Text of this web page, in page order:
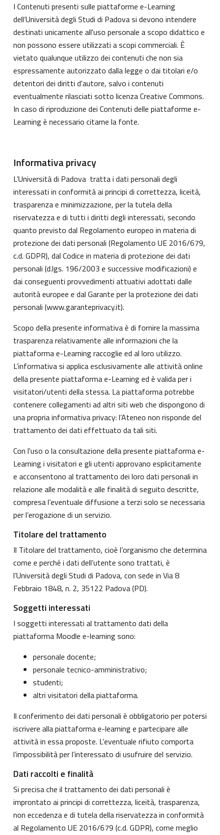
I Contenuti presenti sulle piattaforme e-Learning
dell’Università degli Studi di Padova si devono intendere
destinati unicamente all'uso personale a scopo didattico e
non possono essere utilizzati a scopi commerciali. È
vietato qualunque utilizzo dei contenuti che non sia
espressamente autorizzato dalla legge o dai titolari e/o
detentori dei diritti d'autore, salvo i contenuti
eventualmente rilasciati sotto licenza Creative Commons.
In caso di riproduzione dei Contenuti delle piattaforme e-
Learning è necessario citarne la fonte.
Informativa privacy
L’Università di Padova tratta i dati personali degli
interessati in conformità ai principi di correttezza, liceità,
trasparenza e minimizzazione, per la tutela della
riservatezza e di tutti i diritti degli interessati, secondo
quanto previsto dal Regolamento europeo in materia di
protezione dei dati personali (Regolamento UE 2016/679,
c.d. GDPR), dal Codice in materia di protezione dei dati
personali (d.lgs. 196/2003 e successive modificazioni) e
dai conseguenti provvedimenti attuativi adottati dalle
autorità europee e dal Garante per la protezione dei dati
personali (www.garanteprivacy.it).
Scopo della presente informativa è di fornire la massima
trasparenza relativamente alle informazioni che la
piattaforma e-Learning raccoglie ed al loro utilizzo.
L’informativa si applica esclusivamente alle attività online
della presente piattaforma e-Learning ed è valida per i
visitatori/utenti della stessa. La piattaforma potrebbe
contenere collegamenti ad altri siti web che dispongono di
una propria informativa privacy: l’Ateneo non risponde del
trattamento dei dati effettuato da tali siti.
Con l'uso o la consultazione della presente piattaforma e-
Learning i visitatori e gli utenti approvano esplicitamente
e acconsentono al trattamento dei loro dati personali in
relazione alle modalità e alle finalità di seguito descritte,
compresa l’eventuale diffusione a terzi solo se necessaria
per l’erogazione di un servizio.
Titolare del trattamento
Il Titolare del trattamento, cioè l’organismo che determina
come e perché i dati dell’utente sono trattati, è
l’Università degli Studi di Padova, con sede in Via 8
Febbraio 1848, n. 2, 35122 Padova (PD).
Soggetti interessati
I soggetti interessati al trattamento dati della
piattaforma Moodle e-learning sono:
personale docente;
personale tecnico-amministrativo;
studenti;
altri visitatori della piattaforma.
Il conferimento dei dati personali è obbligatorio per potersi
iscrivere alla piattaforma e-learning e partecipare alle
attività in essa proposte. L’eventuale rifiuto comporta
l’impossibilità per l’interessato di usufruire del servizio.
Dati raccolti e finalità
Si precisa che il trattamento dei dati personali è
improntato ai principi di correttezza, liceità, trasparenza,
non eccedenza e di tutela della riservatezza in conformità
al Regolamento UE 2016/679 (c.d. GDPR), come meglio